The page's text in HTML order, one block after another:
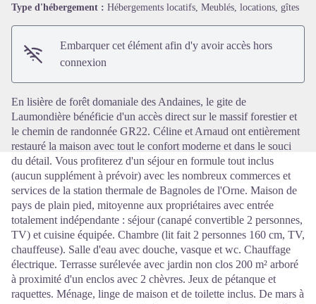
Voir l'image en plein écran
Type d'hébergement : Hébergements locatifs, Meublés, locations, gîtes
Embarquer cet élément afin d'y avoir accès hors
connexion
En lisière de forêt domaniale des Andaines, le gite de
Laumondière bénéficie d'un accès direct sur le massif forestier et
le chemin de randonnée GR22. Céline et Arnaud ont entièrement
restauré la maison avec tout le confort moderne et dans le souci
du détail. Vous profiterez d'un séjour en formule tout inclus
(aucun supplément à prévoir) avec les nombreux commerces et
services de la station thermale de Bagnoles de l'Orne. Maison de
pays de plain pied, mitoyenne aux propriétaires avec entrée
totalement indépendante : séjour (canapé convertible 2 personnes,
TV) et cuisine équipée. Chambre (lit fait 2 personnes 160 cm, TV,
chauffeuse). Salle d'eau avec douche, vasque et wc. Chauffage
électrique. Terrasse surélevée avec jardin non clos 200 m² arboré
à proximité d'un enclos avec 2 chèvres. Jeux de pétanque et
raquettes. Ménage, linge de maison et de toilette inclus. De mars à